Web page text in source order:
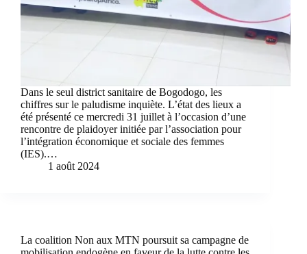
Dans le seul district sanitaire de Bogodogo, les
chiffres sur le paludisme inquiète. L’état des lieux a
été présenté ce mercredi 31 juillet à l’occasion d’une
rencontre de plaidoyer initiée par l’association pour
l’intégration économique et sociale des femmes
(IES).…
1 août 2024
La coalition Non aux MTN poursuit sa campagne de